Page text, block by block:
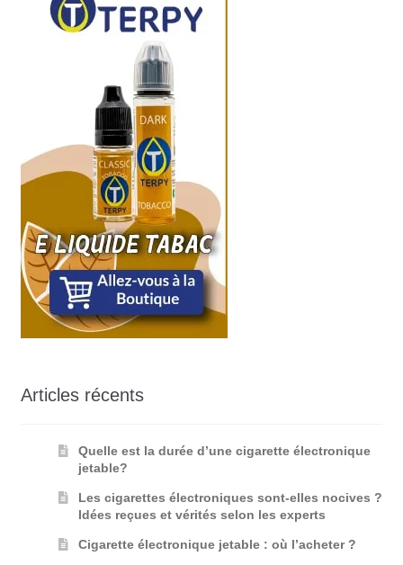
Articles récents
Quelle est la durée d’une cigarette électronique
jetable?
Les cigarettes électroniques sont-elles nocives ?
Idées reçues et vérités selon les experts
Cigarette électronique jetable : où l’acheter ?